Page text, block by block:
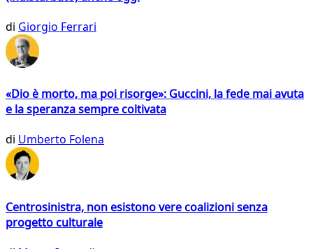
di Giorgio Ferrari
«Dio è morto, ma poi risorge»: Guccini, la fede mai avuta
e la speranza sempre coltivata
di Umberto Folena
Centrosinistra, non esistono vere coalizioni senza
progetto culturale